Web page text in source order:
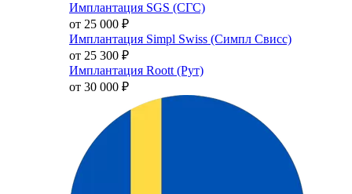
Имплантация SGS (СГС)
от 25 000 ₽
Имплантация Simpl Swiss (Симпл Свисс)
от 25 300 ₽
Имплантация Roott (Рут)
от 30 000 ₽